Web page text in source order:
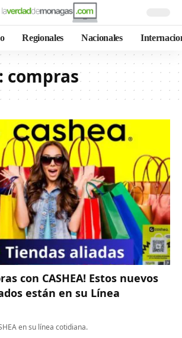
Regionales Nacionales
compras
con CASHEA! Estos nuevos
están en su Línea
en su línea cotidiana.